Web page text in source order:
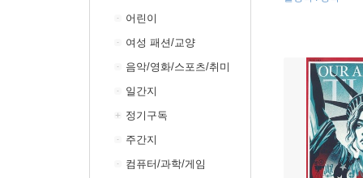
어린이
여성 패션/교양
음악/영화/스포츠/취미
일간지
정기구독
주간지
컴퓨터/과학/게임